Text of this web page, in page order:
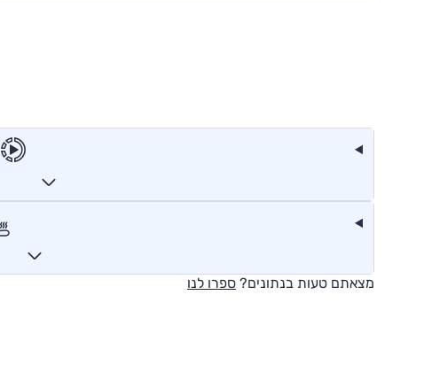
מצאתם טעות בנתונים? ספרו לנו